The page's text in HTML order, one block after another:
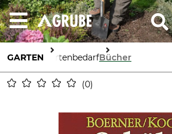
GARTEN GartenbedarfBücher
0